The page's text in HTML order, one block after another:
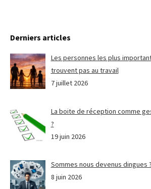
Derniers articles
Les personnes les plus
trouvent pas au travail
7 juillet 2026
La boite de réception comme
?
19 juin 2026
Sommes nous devenus dingues ?
8 juin 2026